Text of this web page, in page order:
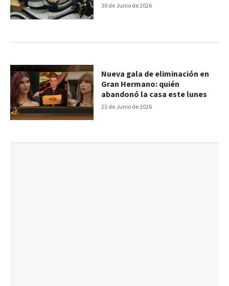
30 de Junio de 2026
23 de Junio de 2026
Nueva gala de eliminación en
Gran Hermano: quién
abandonó la casa este lunes